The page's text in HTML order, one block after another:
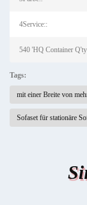
4Service::
540 'HQ Container
Tags:
mit einer Breite von
Sofaset für stationäre